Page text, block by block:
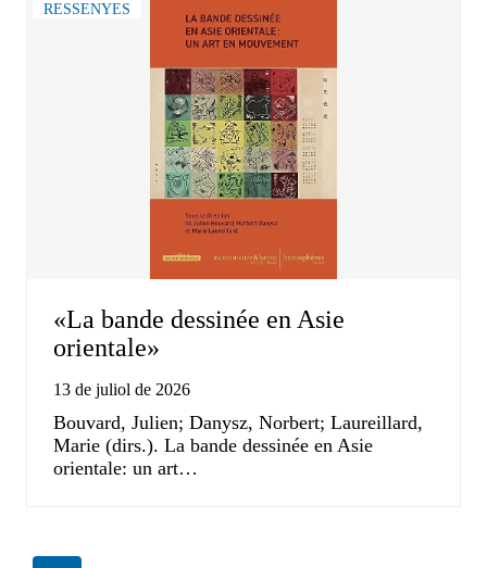
RESSENYES
«La bande dessinée en Asie
orientale»
13 de juliol de 2026
Bouvard, Julien; Danysz, Norbert; Laureillard,
Marie (dirs.). La bande dessinée en Asie
orientale: un art…